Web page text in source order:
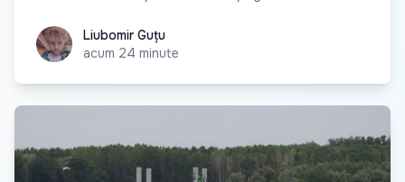
Liubomir Guțu
Liubomir Guțu
acum 24 minute